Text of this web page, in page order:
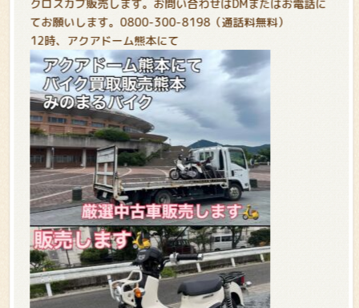
クロスカブ販売します。お問い合わせはDMまたはお電話に
てお願いします。0800-300-8198（通話料無料）
12時、アクアドーム熊本にて